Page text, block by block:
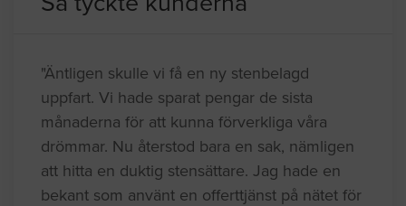
"Äntligen skulle vi få en ny stenbelagd
uppfart. Vi hade sparat pengar de sista
månaderna för att kunna förverkliga våra
drömmar. Nu återstod bara en sak, nämligen
att hitta en duktig stensättare. Jag hade en
bekant som använt en offerttjänst på nätet för